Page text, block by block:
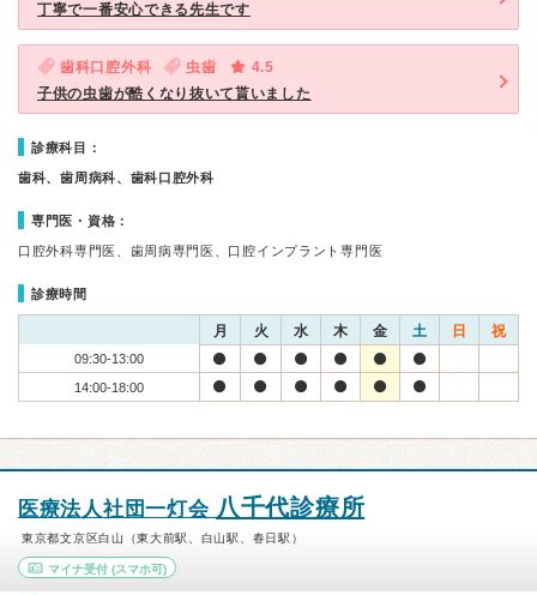
丁寧で一番安心できる先生です
歯科口腔外科 虫歯
4.5
子供の虫歯が酷くなり抜いて貰いました
診療科目：
歯科、歯周病科、歯科口腔外科
専門医・資格：
口腔外科専門医、歯周病専門医、口腔インプラント専門医
診療時間
月 火 水 木 金 土 日 祝
09:30-13:00
14:00-18:00
医療法人社団一灯会 八千代診療所
東京都文京区白山（東大前駅、白山駅、春日駅）
マイナ受付 (スマホ可)